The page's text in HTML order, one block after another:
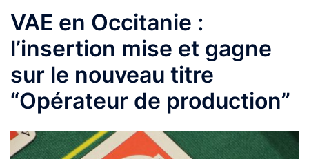
VAE en Occitanie :
l’insertion mise et gagne
sur le nouveau titre
“Opérateur de production”